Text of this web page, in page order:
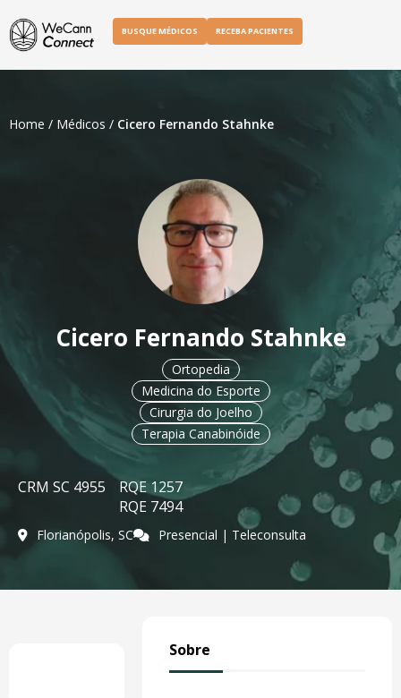
BUSQUE MÉDICOS RECEBA PACIENTES
Home / Médicos / Cicero Fernando Stahnke
Cicero Fernando Stahnke
Ortopedia
Medicina do Esporte
Cirurgia do Joelho
Terapia Canabinóide
CRM SC 4955
RQE 1257
RQE 7494
Florianópolis, SC Presencial | Teleconsulta
Sobre